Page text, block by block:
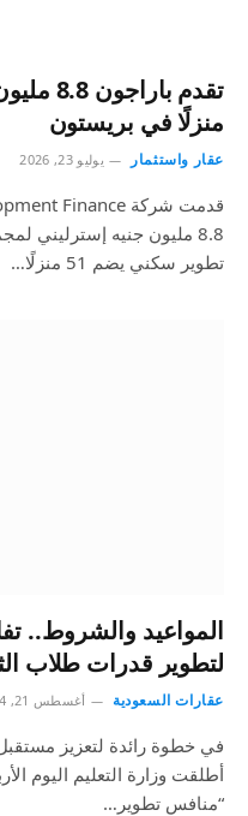
منزلًا في بريستون
عقار واستثمار يوليو 23, 2026
تطوير سكني يضم 51 منزلًا…
المواعيد والشروط..
لتطوير قدرات طلاب
عقارات السعودية أغسطس 21, 2024
في خطوة رائدة لتعزيز
أطلقت وزارة التعليم اليوم
“منافس تطوير…